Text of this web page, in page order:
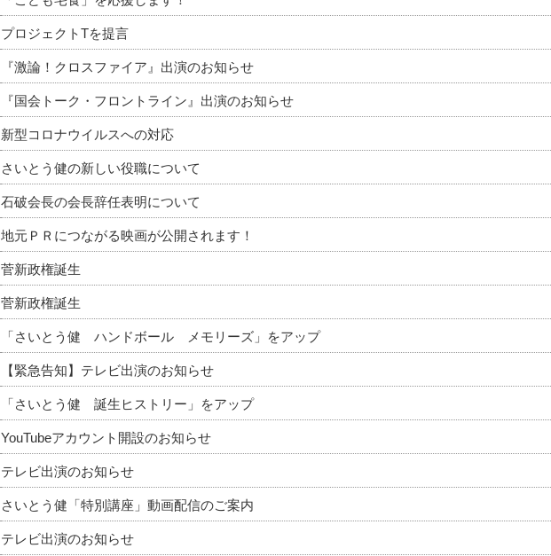
プロジェクトTを提言
『激論！クロスファイア』出演のお知らせ
『国会トーク・フロントライン』出演のお知らせ
新型コロナウイルスへの対応
さいとう健の新しい役職について
石破会長の会長辞任表明について
地元ＰＲにつながる映画が公開されます！
菅新政権誕生
菅新政権誕生
「さいとう健 ハンドボール メモリーズ」をアップ
【緊急告知】テレビ出演のお知らせ
「さいとう健 誕生ヒストリー」をアップ
YouTubeアカウント開設のお知らせ
テレビ出演のお知らせ
さいとう健「特別講座」動画配信のご案内
テレビ出演のお知らせ